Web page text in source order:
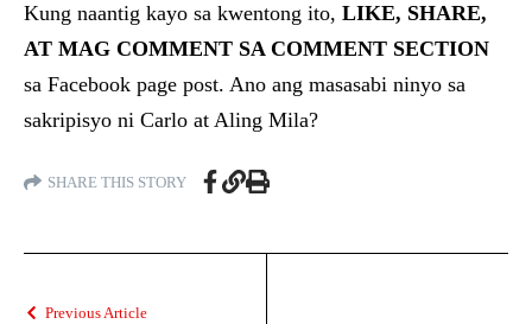
Kung naantig kayo sa kwentong ito, LIKE, SHARE,
AT MAG COMMENT SA COMMENT SECTION
sa Facebook page post. Ano ang masasabi ninyo sa
sakripisyo ni Carlo at Aling Mila?
SHARE THIS STORY
Previous Article